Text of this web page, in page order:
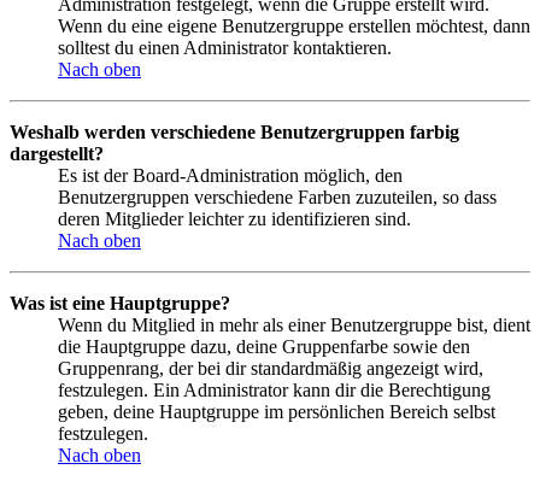
Administration festgelegt, wenn die Gruppe erstellt wird.
Wenn du eine eigene Benutzergruppe erstellen möchtest, dann
solltest du einen Administrator kontaktieren.
Nach oben
Weshalb werden verschiedene Benutzergruppen farbig
dargestellt?
Es ist der Board-Administration möglich, den
Benutzergruppen verschiedene Farben zuzuteilen, so dass
deren Mitglieder leichter zu identifizieren sind.
Nach oben
Was ist eine Hauptgruppe?
Wenn du Mitglied in mehr als einer Benutzergruppe bist, dient
die Hauptgruppe dazu, deine Gruppenfarbe sowie den
Gruppenrang, der bei dir standardmäßig angezeigt wird,
festzulegen. Ein Administrator kann dir die Berechtigung
geben, deine Hauptgruppe im persönlichen Bereich selbst
festzulegen.
Nach oben